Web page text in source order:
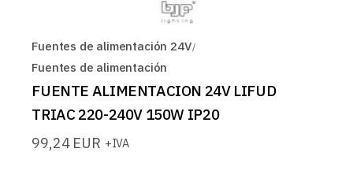
Fuentes de alimentación 24V
Fuentes de alimentación
FUENTE ALIMENTACION 24V LIFUD
TRIAC 220-240V 150W IP20
99,24 EUR +IVA